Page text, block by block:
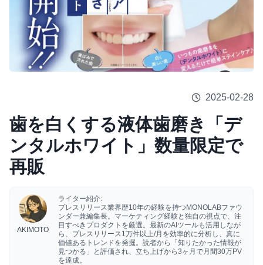
2025-02-28
歯を白くする液体歯磨き「デ
ンタルホワイト」数量限定で
再販
AKIMOTO
ライター紹介:
プレスリリース業界歴10年の経験を持つMONOLABファウ
ンダー兼編集長。マーケティング経験と独自の視点で、注
目すべきプロダクトを厳選。最新のAIツールも活用しなが
ら、プレスリリース1万件以上/月を効率的に分析し、真に
価値あるトレンドを発掘。読者から「知りたかった情報が
見つかる」と評価され、立ち上げから3ヶ月で月間30万PV
を達成。